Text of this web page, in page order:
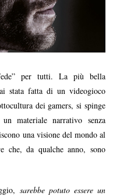
per tutti. La più bella
stata fatta di un videogioco
dei gamers, si spinge
materiale narrativo senza
una visione del mondo al
che, da qualche anno, sono
sarebbe potuto essere un